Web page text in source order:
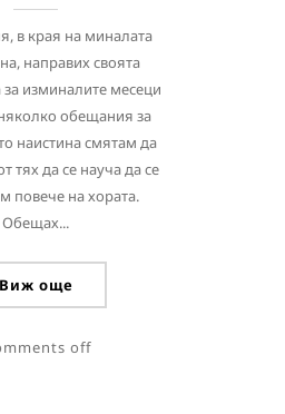
в края на миналата
направих своята
за изминалите месеци
обещания за
наистина смятам да
тях да се науча да се
повече на хората.
Обещах...
Виж още
off